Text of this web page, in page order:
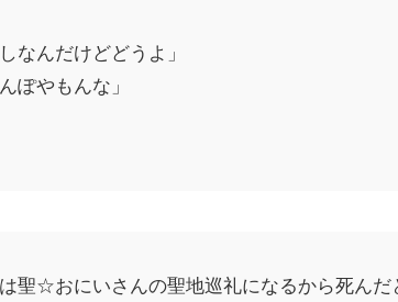
なんだけどどうよ」
ぽやもんな」
聖☆おにいさんの聖地巡礼になるから死ん